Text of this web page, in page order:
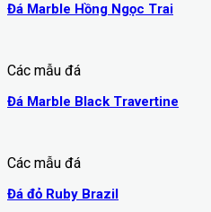
Đá Marble Hồng Ngọc Trai
Các mẫu đá
Đá Marble Black Travertine
Các mẫu đá
Đá đỏ Ruby Brazil